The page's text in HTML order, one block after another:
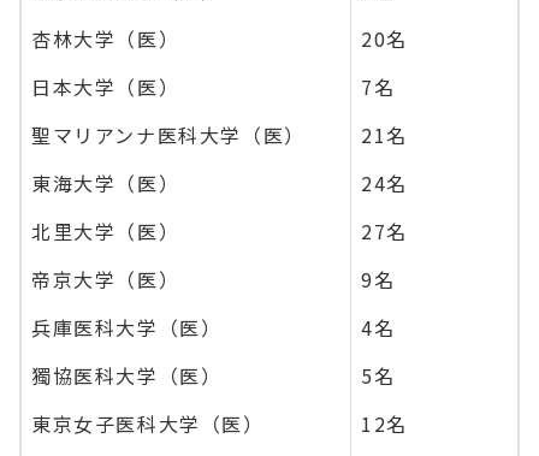
杏林大学（医）
20名
日本大学（医）
7名
聖マリアンナ医科大学（医）
21名
東海大学（医）
24名
北里大学（医）
27名
帝京大学（医）
9名
兵庫医科大学（医）
4名
獨協医科大学（医）
5名
東京女子医科大学（医）
12名